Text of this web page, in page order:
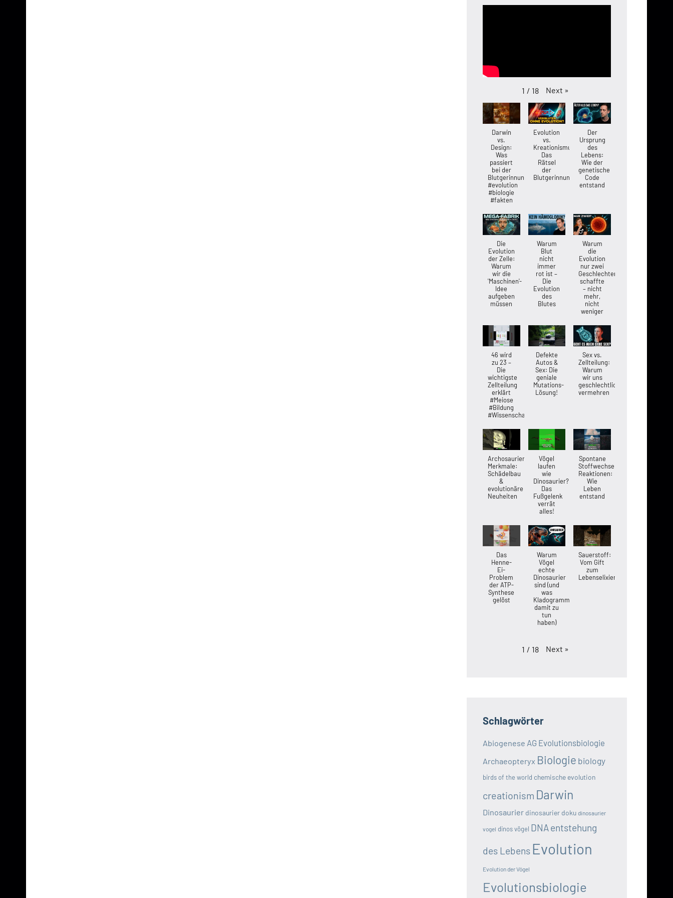
1 / 18 Next »
Darwin
vs.
Design:
Was
passiert
bei der
Blutgerinnung?
#evolution
#biologie
#fakten
Evolution
vs.
Kreationismus:
Das
Rätsel
der
Blutgerinnung
Der
Ursprung
des
Lebens:
Wie der
genetische
Code
entstand
Die
Evolution
der Zelle:
Warum
wir die
'Maschinen'-
Idee
aufgeben
müssen
Warum
Blut
nicht
immer
rot ist –
Die
Evolution
des
Blutes
Warum
die
Evolution
nur zwei
Geschlechter
schaffte
– nicht
mehr,
nicht
weniger
46 wird
zu 23 –
Die
wichtigste
Zellteilung
erklärt
#Meiose
#Bildung
#Wissenschaft
Defekte
Autos &
Sex: Die
geniale
Mutations-
Lösung!
Sex vs.
Zellteilung:
Warum
wir uns
geschlechtlich
vermehren
Archosaurier-
Merkmale:
Schädelbau
&
evolutionäre
Neuheiten
Vögel
laufen
wie
Dinosaurier?
Das
Fußgelenk
verrät
alles!
Spontane
Stoffwechsel-
Reaktionen:
Wie
Leben
entstand
Das
Henne-
Ei-
Problem
der ATP-
Synthese
gelöst
Warum
Vögel
echte
Dinosaurier
sind (und
was
Kladogramme
damit zu
tun
haben)
Sauerstoff:
Vom Gift
zum
Lebenselixier
1 / 18 Next »
Schlagwörter
Abiogenese AG Evolutionsbiologie
Archaeopteryx Biologie biology
birds of the world chemische evolution
creationism Darwin
Dinosaurier dinosaurier doku dinosaurier
vogel dinos vögel DNAentstehung
des Lebens Evolution
Evolution der Vögel
Evolutionsbiologie